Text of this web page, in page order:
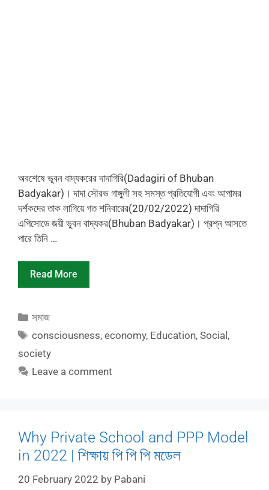
অবশেষে ভূবন বাদ্যকরের দাদাগিরি(Dadagiri of Bhuban
Badyakar)। দাদা সৌরভ গাঙ্গুলী সহ সমস্ত প্রতিযোগী এবং আপামর
দর্শকদের তাক লাগিয়ে গত শনিবারের(20/02/2022) দাদাগিরি
এপিসোডে জয়ী ভুবন বাদ্যকর(Bhuban Badyakar)। প্রশ্ন আসতে
পারে তিনি …
Read More
Categories
সমাজ
Tags
consciousness,economy, Education,Social ,
society
Leave a comment
Why Private School and PPP Model
in 2022 | শিক্ষায় পি পি পি মডেল
20 February 2022 by Pabani